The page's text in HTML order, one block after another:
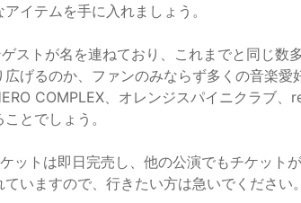
イテムを手に入れましょう。
ストが名を連ねており、これまでと同じ数
げるのか、ファンのみならず多くの音楽愛
COMPLEX、オレンジスパイニクラブ、
とでしょう。
ットは即日完売し、他の公演でもチケット
いますので、行きたい方は急いでください。